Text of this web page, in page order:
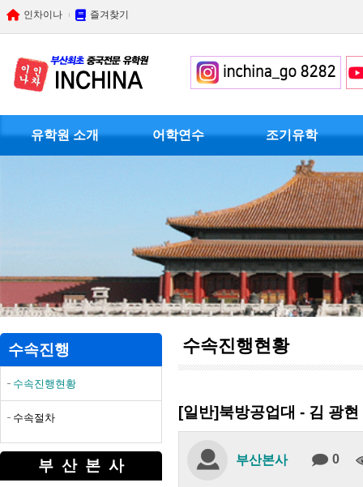
인차이나 즐겨찾기
유학원 소개 어학연수 조기유학
수속진행현황
수속진행
수속진행현황
수속절차
부산본사
[일반]북방공업대 - 김 광현
부산본사 0